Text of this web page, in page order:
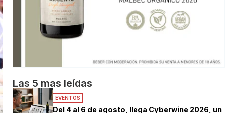
Las 5 mas leídas
EVENTOS
Del 4 al 6 de agosto, llega Cyberwine 2026, un